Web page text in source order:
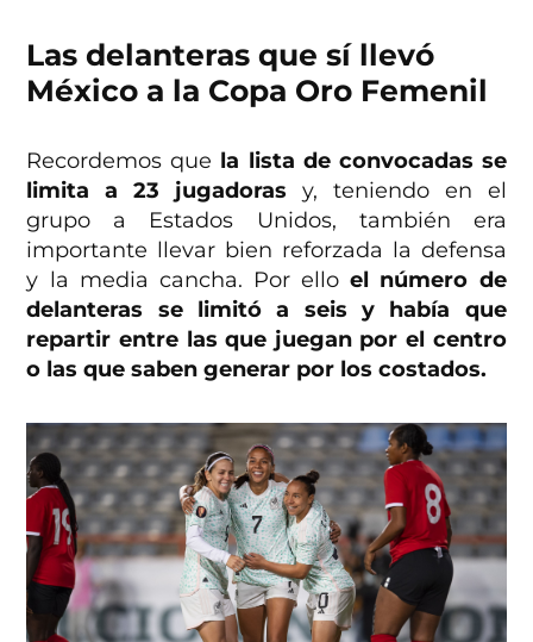
Las delanteras que sí llevó
México a la Copa Oro Femenil
Recordemos que la lista de convocadas se
limita a 23 jugadoras y, teniendo en el
grupo a Estados Unidos, también era
importante llevar bien reforzada la defensa
y la media cancha. Por elloel número de
delanteras se limitó a seis y había que
repartir entre las que juegan por el centro
o las que saben generar por los costados.